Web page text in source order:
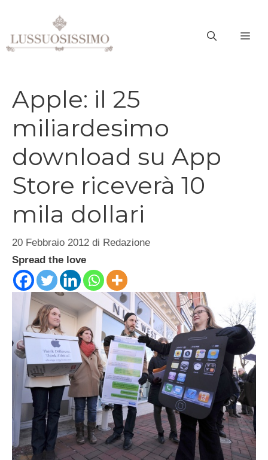
contenuto
Apple: il 25
miliardesimo
download su App
Store riceverà 10
mila dollari
20 Febbraio 2012 di Redazione
Spread the love